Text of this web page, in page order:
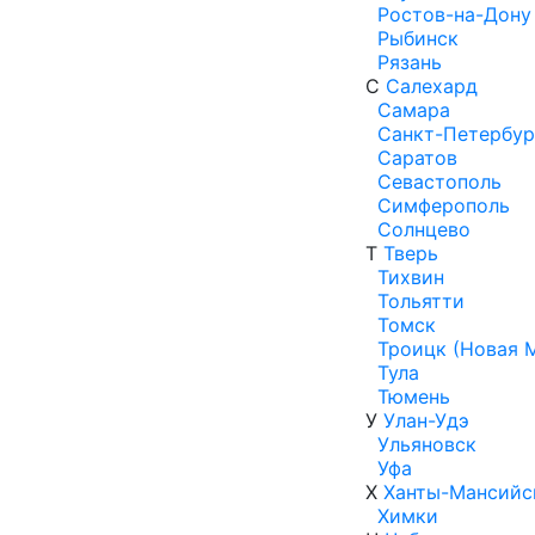
Ростов-на-Дону
Рыбинск
Рязань
С Салехард
Самара
Санкт-
Саратов
Севастополь
Симферополь
Солнцево
Т Тверь
Тихвин
Тольятти
Томск
Троицк (Новая
Тула
Тюмень
У Улан-Удэ
Ульяновск
Уфа
Х Ханты-
Химки